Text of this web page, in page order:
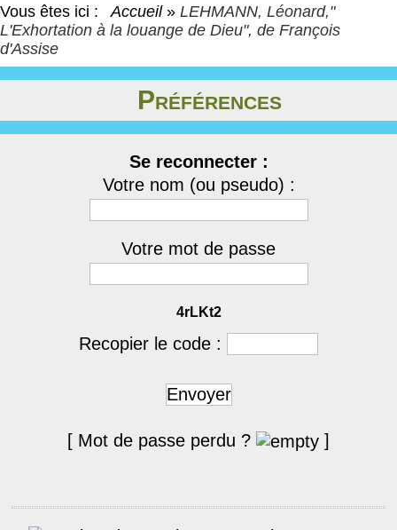
Vous êtes ici : Accueil » LEHMANN, Léonard,"
L'Exhortation à la louange de Dieu", de François
d'Assise
Préférences
Se reconnecter :
Votre nom (ou pseudo) :
Votre mot de passe
4rLKt2
Recopier le code :
Envoyer
[ Mot de passe perdu ? ]